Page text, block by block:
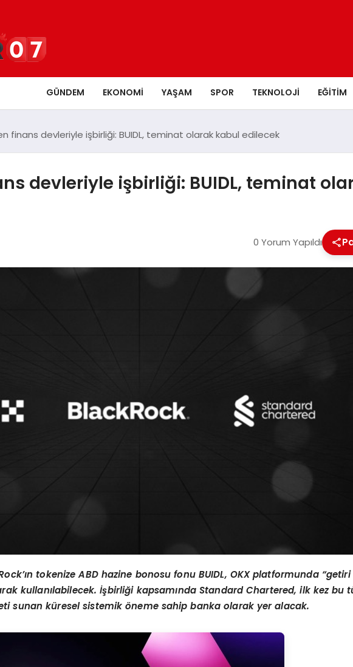
GÜNDEM EKONOMI YAŞAM SPOR TEKNOLOJI EĞITIM
finans devleriyle işbirliği: BUIDL, teminat olarak kabul edilecek
devleriyle işbirliği: BUIDL, teminat
0 Yorum Yapıldı
n tokenize ABD hazine bonosu fonu BUIDL, OKX platformunda “getiri
kullanılabilecek.İşbirliği kapsamında Standard Chartered, ilk kez bu t
sunan küresel sistemiköneme sahip banka olarak yer alacak.